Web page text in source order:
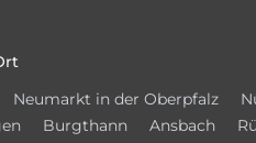
Neumarkt in der Oberpfalz
Burgthann Ansbach